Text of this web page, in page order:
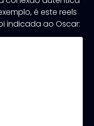
é este reels
indicada ao Oscar: